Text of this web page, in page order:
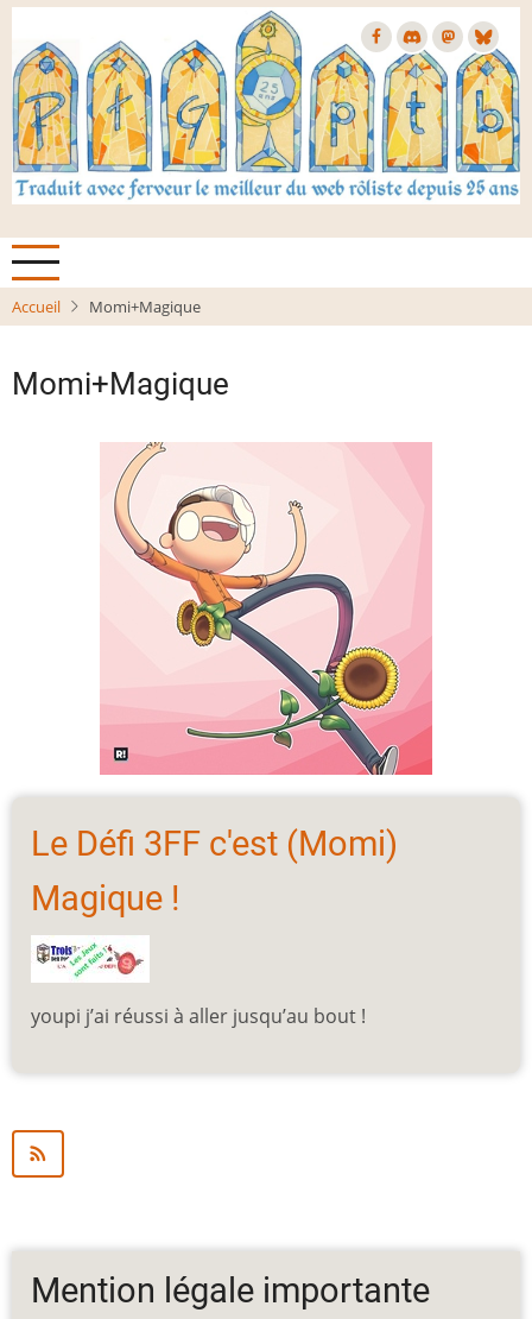
Aller
contenu
principal
Accueil Momi+Magique
Momi+Magique
Le Défi 3FF c'est (Momi)
Magique !
youpi j’ai réussi à aller jusqu’au bout !
Mention légale importante